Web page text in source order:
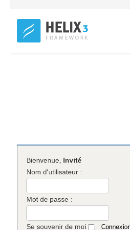
Bienvenue, Invité
Nom d'utilisateur :
Mot de passe :
Se souvenir de moi